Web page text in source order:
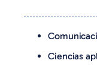
Ciencias